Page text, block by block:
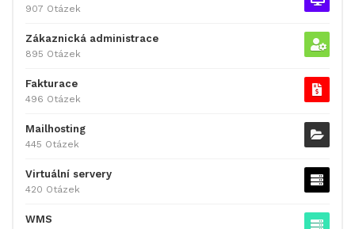
907 Otázek
Zákaznická administrace
895 Otázek
Fakturace
496 Otázek
Mailhosting
445 Otázek
Virtuální servery
420 Otázek
WMS